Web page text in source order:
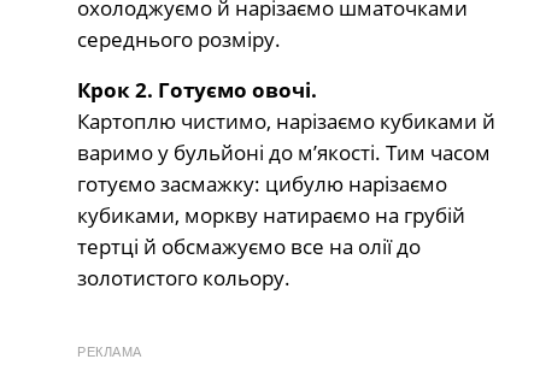
охолоджуємо й нарізаємо шматочками
середнього розміру.
Крок 2. Готуємо овочі.
Картоплю чистимо, нарізаємо кубиками й
варимо у бульйоні до м’якості. Тим часом
готуємо засмажку: цибулю нарізаємо
кубиками, моркву натираємо на грубій
тертці й обсмажуємо все на олії до
золотистого кольору.
РЕКЛАМА